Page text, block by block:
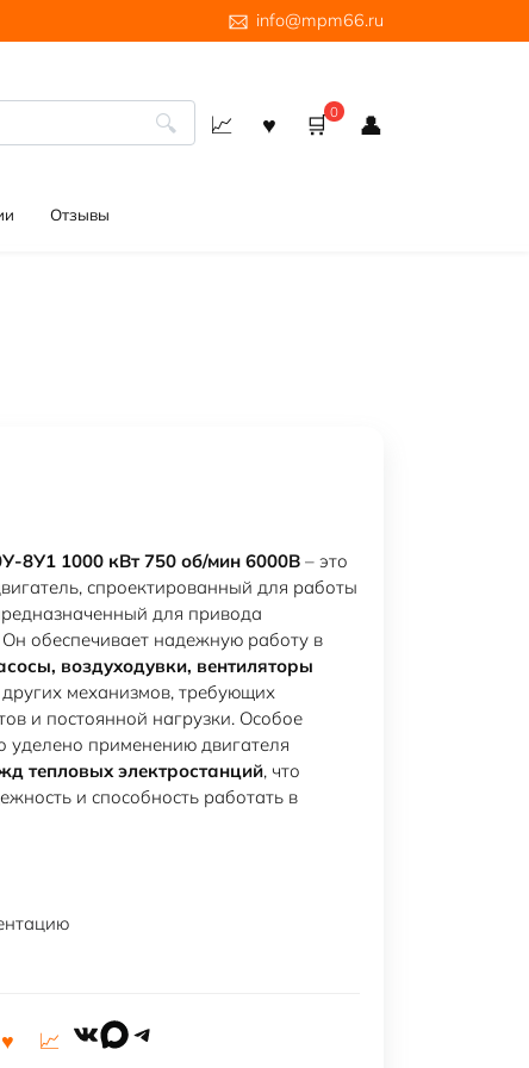
info@mpm66.ru
0
Отзывы
8У1 1000 кВт 750 об/мин 6000В – это
спроектированный для работы
для привода
обеспечивает надежную работу в
воздуходувки, вентиляторы
механизмов, требующих
и постоянной нагрузки. Особое
применению двигателя
тепловых электростанций, что
и способность работать в
VKMAXTelegram